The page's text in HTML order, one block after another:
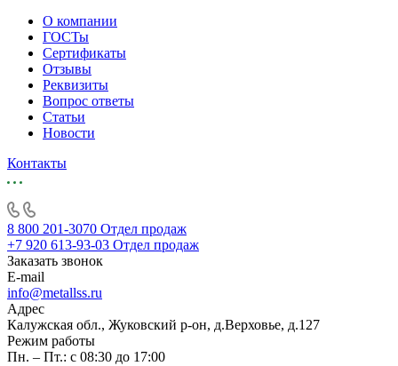
О компании
ГОСТы
Сертификаты
Отзывы
Реквизиты
Вопрос ответы
Статьи
Новости
Контакты
8 800 201-3070 Отдел продаж
+7 920 613-93-03 Отдел продаж
Заказать звонок
E-mail
info@metallss.ru
Адрес
Калужская обл., Жуковский р-он, д.Верховье, д.127
Режим работы
Пн. – Пт.: с 08:30 до 17:00